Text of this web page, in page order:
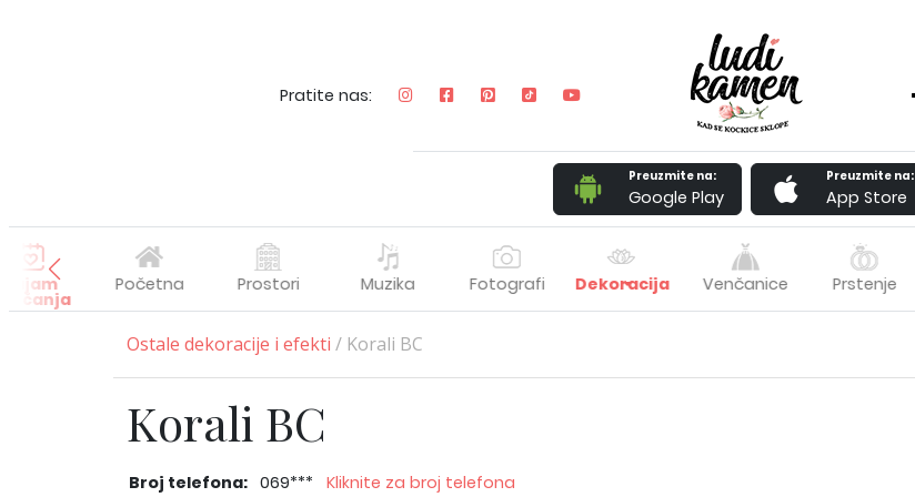
Pratite nas:
Preuzmite na:
Google Play
Preuzmite na:
App Store
Sajam Početna Prostori Muzika Fotografi Dekoracija Venčanice Prstenje
Ostale dekoracije i efekti / Korali BC
Korali BC
Broj telefona: 069*** Kliknite za broj telefona